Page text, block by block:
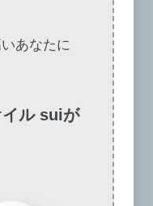
あなたに
ル suiが